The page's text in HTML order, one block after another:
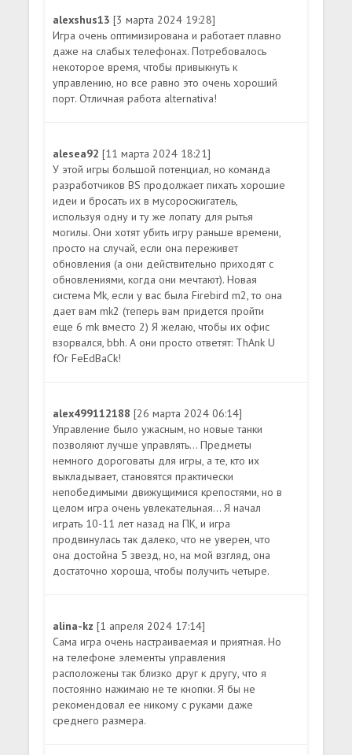
alexshus13[3 марта 2024 19:28]
Игра очень оптимизирована и работает плавно
даже на слабых телефонах. Потребовалось
некоторое время, чтобы привыкнуть к
управлению, но все равно это очень хороший
порт. Отличная работа alternativa!
alesea92[11 марта 2024 18:21]
У этой игры большой потенциал, но команда
разработчиков BS продолжает пихать хорошие
идеи и бросать их в мусоросжигатель,
используя одну и ту же лопату для рытья
могилы. Они хотят убить игру раньше времени,
просто на случай, если она переживет
обновления (а они действительно приходят с
обновлениями, когда они мечтают). Новая
система Mk, если у вас была Firebird m2, то она
дает вам mk2 (теперь вам придется пройти
еще 6 mk вместо 2) Я желаю, чтобы их офис
взорвался, bbh. А они просто ответят: ThAnk U
fOr FeEdBaCk!
alex499112188[26 марта 2024 06:14]
Управление было ужасным, но новые танки
позволяют лучше управлять... Предметы
немного дороговаты для игры, а те, кто их
выкладывает, становятся практически
непобедимыми движущимися крепостями, но в
целом игра очень увлекательная... Я начал
играть 10-11 лет назад на ПК, и игра
продвинулась так далеко, что не уверен, что
она достойна 5 звезд, но, на мой взгляд, она
достаточно хороша, чтобы получить четыре.
alina-kz[1 апреля 2024 17:14]
Сама игра очень настраиваемая и приятная. Но
на телефоне элементы управления
расположены так близко друг к другу, что я
постоянно нажимаю не те кнопки. Я бы не
рекомендовал ее никому с руками даже
среднего размера.